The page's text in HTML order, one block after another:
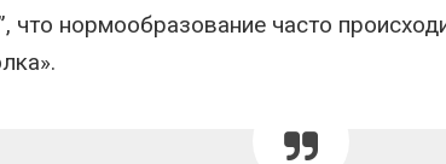
что нормообразование часто
крокодилов для охраны
израильской тюрьмы